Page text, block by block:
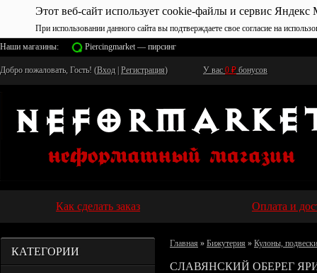
Этот веб-сайт использует cookie-файлы и сервис Яндекс
При использовании данного сайта вы подтверждаете свое согласие на
Наши магазины:
Piercingmarket — пирсинг
Добро пожаловать, Гость! (Вход Регистрация) У вас 0 ₽ бонусов
Как сделать заказ Оплата и
КАТЕГОРИИ Главная » Бижутерия » Кулоны, подвески
СЛАВЯНСКИЙ ОБЕРЕГ